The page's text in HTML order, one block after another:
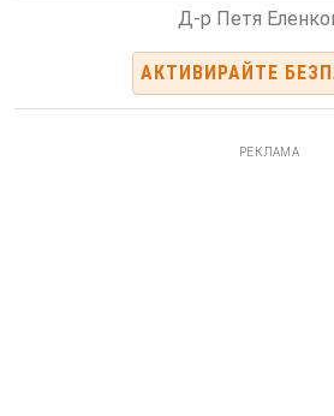
Д-р Петя
АКТИВИРАЙТЕ
РЕКЛАМА